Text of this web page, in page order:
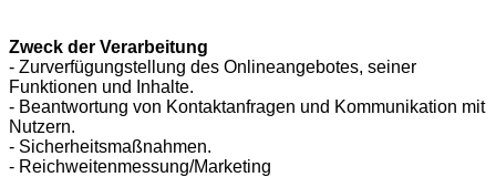
Zweck der Verarbeitung
- Zurverfügungstellung des Onlineangebotes, seiner
Funktionen und Inhalte.
- Beantwortung von Kontaktanfragen und Kommunikation mit
Nutzern.
- Sicherheitsmaßnahmen.
- Reichweitenmessung/Marketing